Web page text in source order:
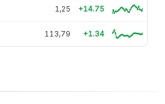
1,25 +14.75
113,79 +1.34